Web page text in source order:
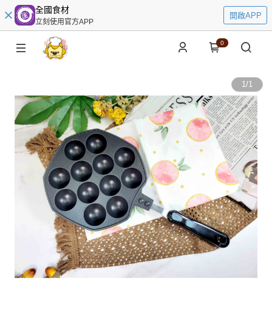
全國食材
立刻使用官方APP
開啟APP
0
1/1